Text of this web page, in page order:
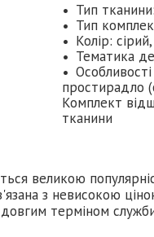
Тип
Тип
Колір:
Тематика
простирадло
Комплект
тканини
великою
з невисокою
терміном